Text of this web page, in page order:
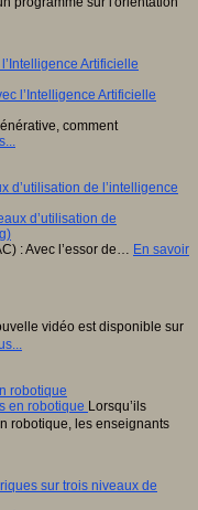
Artificielle
comment
d’utilisation de l’intelligence
: Avec l’essor de… En savoir
vidéo est disponible sur
robotique
Lorsqu’ils
robotique, les enseignants
sur trois niveaux de